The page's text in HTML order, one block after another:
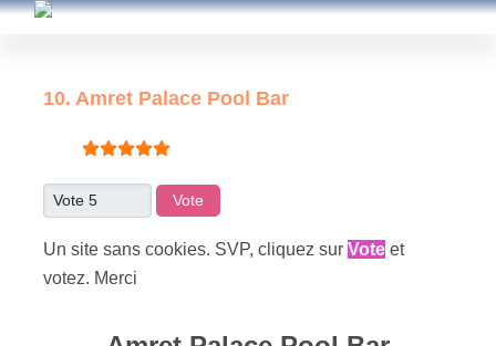
10. Amret Palace Pool Bar
Vote utilisateur:
Veuillez voter
Un site sans cookies. SVP, cliquez surVote et
votez. Merci